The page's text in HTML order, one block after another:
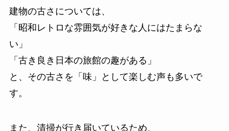
建物の古さについては、
「昭和レトロな雰囲気が好きな人にはたまらな
い」
「古き良き日本の旅館の趣がある」
と、その古さを「味」として楽しむ声も多いで
す。
また、清掃が行き届いているため、